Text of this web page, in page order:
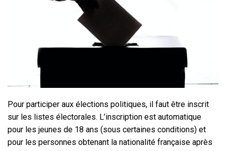
Pour participer aux élections politiques, il faut être inscrit
sur les listes électorales. L’inscription est automatique
pour les jeunes de 18 ans (sous certaines conditions) et
pour les personnes obtenant la nationalité française après